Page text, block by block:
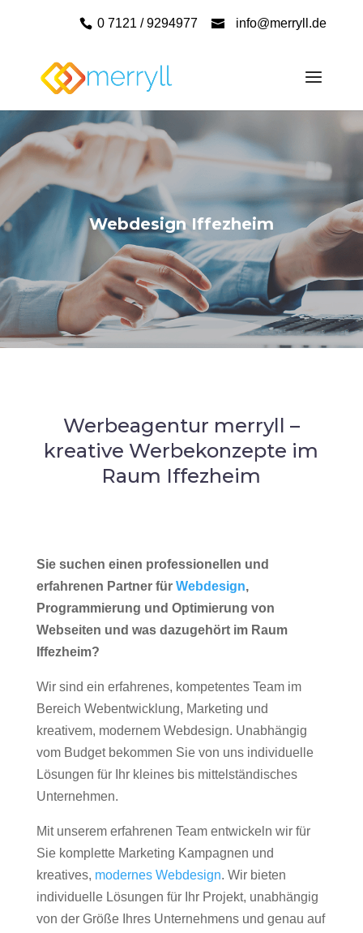
0 7121 / 9294977 info@merryll.de
Webdesign Iffezheim
Werbeagentur merryll –
kreative Werbekonzepte im
Raum Iffezheim
Sie suchen einen professionellen und
erfahrenen Partner für Webdesign,
Programmierung und Optimierung von
Webseiten und was dazugehört im Raum
Iffezheim?
Wir sind ein erfahrenes, kompetentes Team im
Bereich Webentwicklung, Marketing und
kreativem, modernem Webdesign. Unabhängig
vom Budget bekommen Sie von uns individuelle
Lösungen für Ihr kleines bis mittelständisches
Unternehmen.
Mit unserem erfahrenen Team entwickeln wir für
Sie komplette Marketing Kampagnen und
kreatives, modernes Webdesign. Wir bieten
individuelle Lösungen für Ihr Projekt, unabhängig
von der Größe Ihres Unternehmens und genau auf